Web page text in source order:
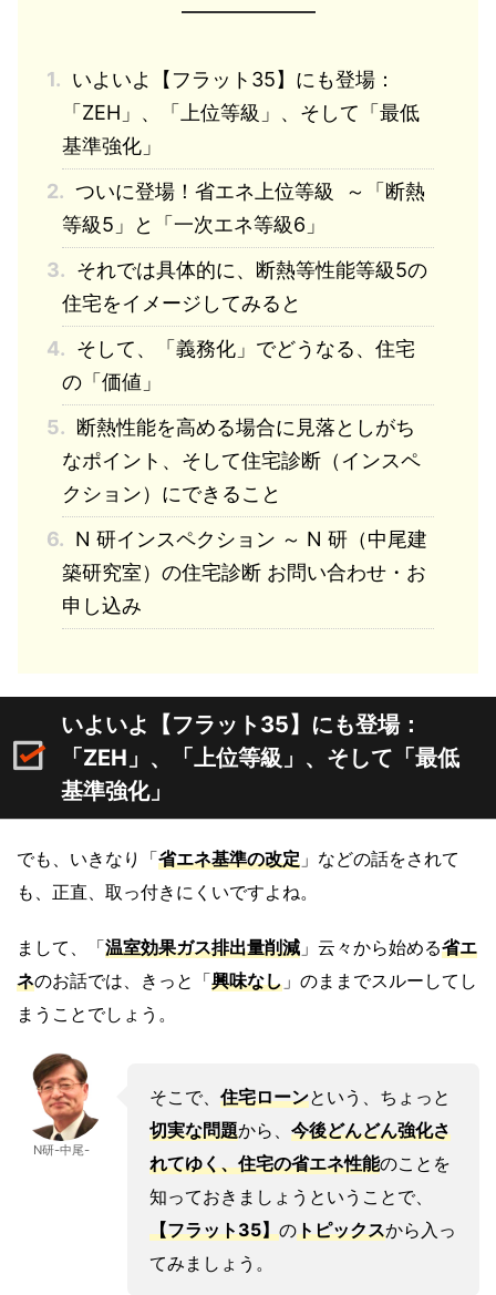
1. いよいよ【フラット35】にも登場：
「ZEH」、「上位等級」、そして「最低
基準強化」
2. ついに登場！省エネ上位等級 ～「断熱
等級5」と「一次エネ等級6」
3. それでは具体的に、断熱等性能等級5の
住宅をイメージしてみると
4. そして、「義務化」でどうなる、住宅
の「価値」
5. 断熱性能を高める場合に見落としがち
なポイント、そして住宅診断（インスペ
クション）にできること
6. N 研インスペクション ～ N 研（中尾建
築研究室）の住宅診断 お問い合わせ・お
申し込み
いよいよ【フラット35】にも登場：
「ZEH」、「上位等級」、そして「最低
基準強化」
でも、いきなり「省エネ基準の改定 」などの話をされて
も、正直、取っ付きにくいですよね。
まして、「温室効果ガス排出量削減 」云々から始める省エ
ネのお話では、きっと「興味なし 」のままでスルーしてし
まうことでしょう。
N研-中尾-
そこで、 住宅ローンという、ちょっと
切実な問題から、 今後どんどん強化さ
れてゆく、住宅の省エネ性能のことを
知っておきましょうということで、
【フラット35】のトピックスから入っ
てみましょう。